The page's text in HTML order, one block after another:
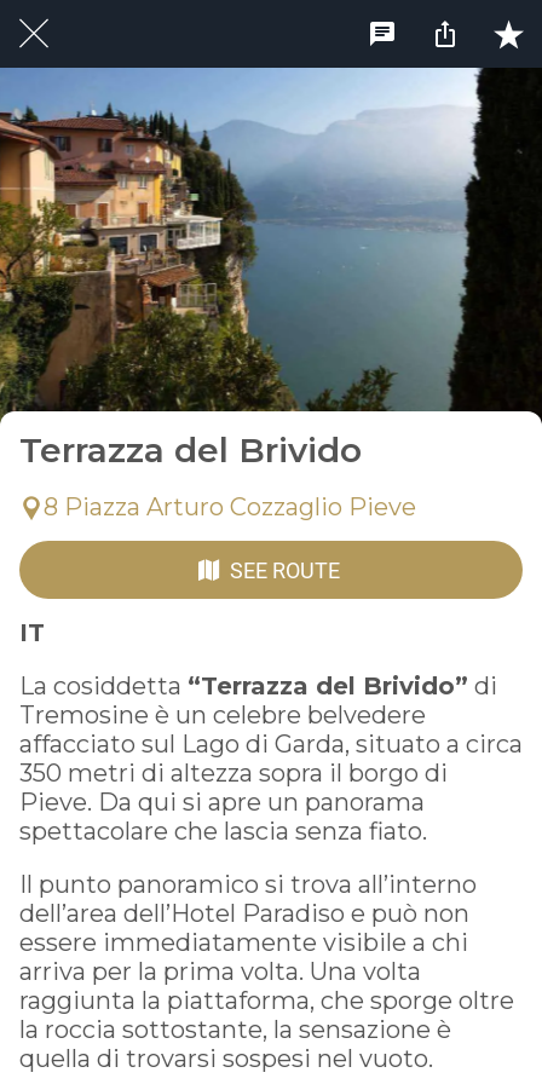
Terrazza del Brivido
8 Piazza Arturo Cozzaglio Pieve
SEE ROUTE
IT
La cosiddetta “Terrazza del Brivido” di
Tremosine è un celebre belvedere
affacciato sul Lago di Garda, situato a circa
350 metri di altezza sopra il borgo di
Pieve. Da qui si apre un panorama
spettacolare che lascia senza fiato.
Il punto panoramico si trova all’interno
dell’area dell’Hotel Paradiso e può non
essere immediatamente visibile a chi
arriva per la prima volta. Una volta
raggiunta la piattaforma, che sporge oltre
la roccia sottostante, la sensazione è
quella di trovarsi sospesi nel vuoto.